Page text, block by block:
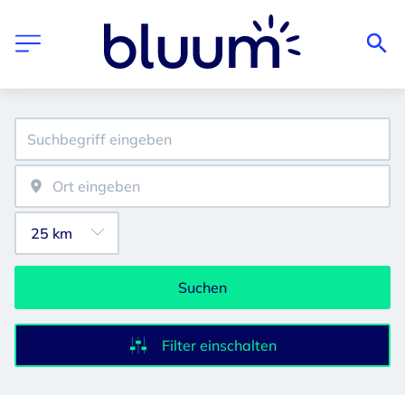
Suchen
Filter einschalten